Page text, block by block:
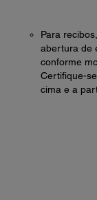
Para
abertura de
conforme
Certifique-
cima e a